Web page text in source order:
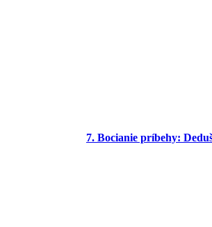
7. Bocianie príbehy: